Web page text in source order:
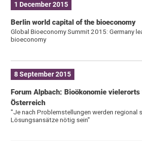
1 December 2015
Berlin world capital of the bioeconomy
Global Bioeconomy Summit 2015: Germany
bioeconomy
8 September 2015
Forum Alpbach: Bioökonomie
Österreich
"Je nach Problemstellungen werden regional
Lösungsansätze nötig sein"